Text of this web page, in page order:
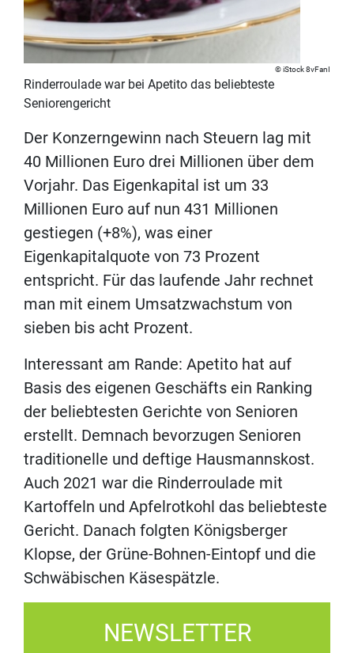
iStock 8vFanI
Rinderroulade war bei Apetito das beliebteste
Seniorengericht
Der Konzerngewinn nach Steuern lag mit
40 Millionen Euro drei Millionen über dem
Vorjahr. Das Eigenkapital ist um 33
Millionen Euro auf nun 431 Millionen
gestiegen (+8%), was einer
Eigenkapitalquote von 73 Prozent
entspricht. Für das laufende Jahr rechnet
man mit einem Umsatzwachstum von
sieben bis acht Prozent.
Interessant am Rande: Apetito hat auf
Basis des eigenen Geschäfts ein Ranking
der beliebtesten Gerichte von Senioren
erstellt. Demnach bevorzugen Senioren
traditionelle und deftige Hausmannskost.
Auch 2021 war die Rinderroulade mit
Kartoffeln und Apfelrotkohl das beliebteste
Gericht. Danach folgten Königsberger
Klopse, der Grüne-Bohnen-Eintopf und die
Schwäbischen Käsespätzle.
NEWSLETTER